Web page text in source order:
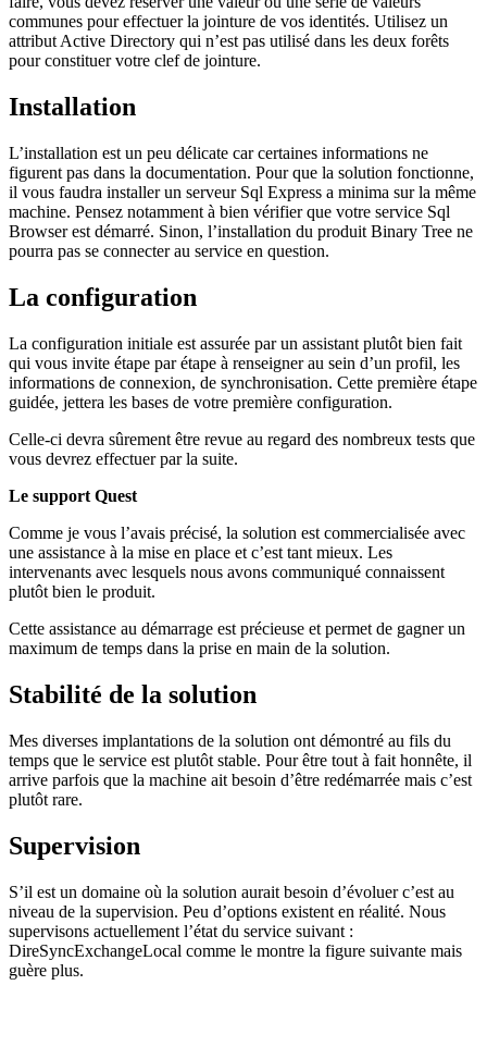
communes pour effectuer la jointure de vos identités. Utilisez un
attribut Active Directory qui n’est pas utilisé dans les deux forêts
pour constituer votre clef de jointure.
Installation
L’installation est un peu délicate car certaines informations ne
figurent pas dans la documentation. Pour que la solution fonctionne,
il vous faudra installer un serveur Sql Express a minima sur la même
machine. Pensez notamment à bien vérifier que votre service Sql
Browser est démarré. Sinon, l’installation du produit Binary Tree ne
pourra pas se connecter au service en question.
La configuration
La configuration initiale est assurée par un assistant plutôt bien fait
qui vous invite étape par étape à renseigner au sein d’un profil, les
informations de connexion, de synchronisation. Cette première étape
guidée, jettera les bases de votre première configuration.
Celle-ci devra sûrement être revue au regard des nombreux tests que
vous devrez effectuer par la suite.
Le support Quest
Comme je vous l’avais précisé, la solution est commercialisée avec
une assistance à la mise en place et c’est tant mieux. Les
intervenants avec lesquels nous avons communiqué connaissent
plutôt bien le produit.
Cette assistance au démarrage est précieuse et permet de gagner un
maximum de temps dans la prise en main de la solution.
Stabilité de la solution
Mes diverses implantations de la solution ont démontré au fils du
temps que le service est plutôt stable. Pour être tout à fait honnête, il
arrive parfois que la machine ait besoin d’être redémarrée mais c’est
plutôt rare.
Supervision
S’il est un domaine où la solution aurait besoin d’évoluer c’est au
niveau de la supervision. Peu d’options existent en réalité. Nous
supervisons actuellement l’état du service suivant :
DireSyncExchangeLocal comme le montre la figure suivante mais
guère plus.